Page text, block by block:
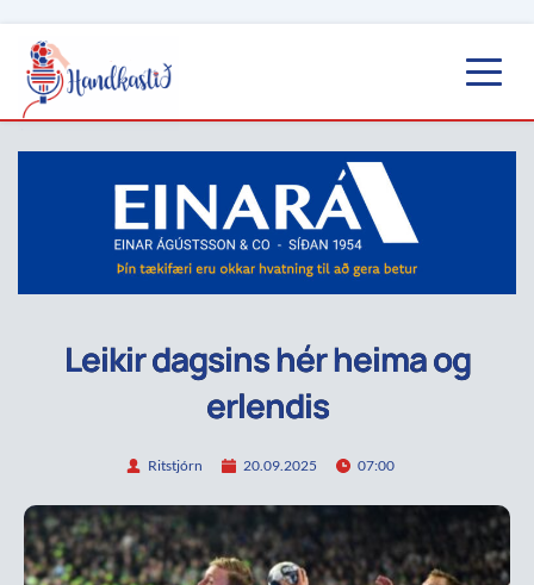
Leikir dagsins hér heima og
erlendis
Ritstjórn 20.09.2025 07:00